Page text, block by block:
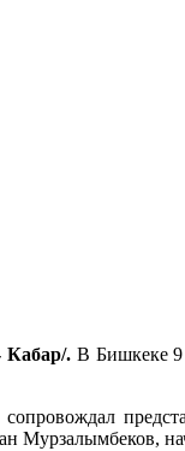
Кабар/. В Бишкеке 9
сопровождал
Мурзалымбеков,